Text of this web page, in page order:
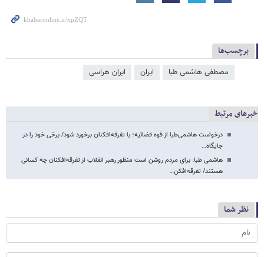
برچسب‌ها
مصطفی هاشمی طبا ایران ایران هراسی
خبرهای مرتبط
درخواست هاشمی‌طبا از قوه قضائیه؛ با تفرقه‌افکنان برخورد شود/ برخی خود را در
جایگاه…
هاشمی طبا: برای مردم روشن است منظور رهبر انقلاب از تفرقه‌افکنان چه کسانی
هستند/ تفرقه‌افکن…
نظر شما